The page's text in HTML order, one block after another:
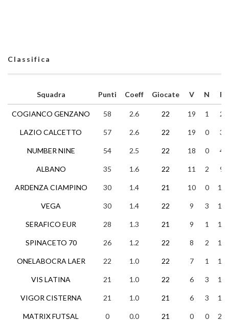
Classifica
Squadra
COGIANCO GENZANO
LAZIO CALCETTO
NUMBER NINE
ALBANO
ARDENZA CIAMPINO
VEGA
SERAFICO EUR
SPINACETO 70
ONELABOCRA LAER
VIS LATINA
VIGOR CISTERNA
MATRIX FUTSAL
Punti Coeff Giocate V N P
58 2.6 22 19 1 2
57 2.6 22 19 0 3
54 2.5 22 18 0 4
35 1.6 22 11 2 9
30 1.4 21 10 0 11
30 1.4 22 9 3 10
28 1.3 21 9 1 11
26 1.2 22 8 2 12
22 1.0 22 7 1 14
21 1.0 22 6 3 13
21 1.0 21 6 3 12
0 0.0 21 0 0 21